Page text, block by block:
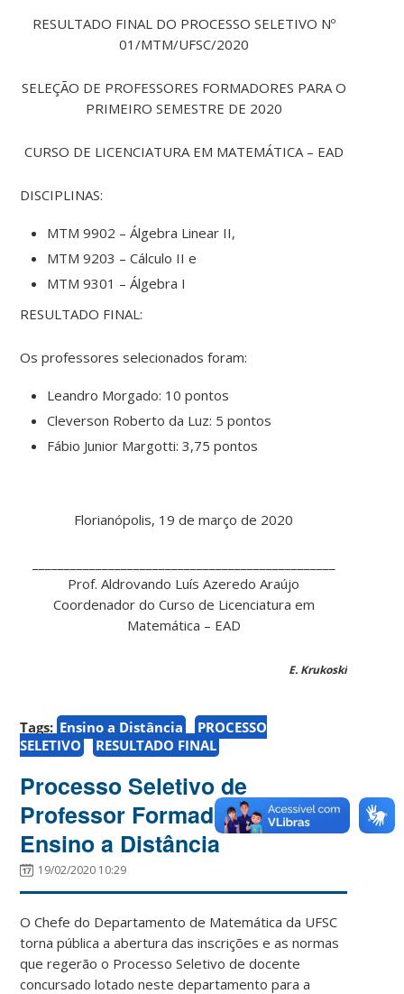
RESULTADO FINAL DO PROCESSO SELETIVO Nº
01/MTM/UFSC/2020
SELEÇÃO DE PROFESSORES FORMADORES PARA O
PRIMEIRO SEMESTRE DE 2020
CURSO DE LICENCIATURA EM MATEMÁTICA – EAD
DISCIPLINAS:
MTM 9902 – Álgebra Linear II,
MTM 9203 – Cálculo II e
MTM 9301 – Álgebra I
RESULTADO FINAL:
Os professores selecionados foram:
Leandro Morgado: 10 pontos
Cleverson Roberto da Luz: 5 pontos
Fábio Junior Margotti: 3,75 pontos
Florianópolis, 19 de março de 2020
Prof. Aldrovando Luís Azeredo Araújo
Coordenador do Curso de Licenciatura em
Matemática – EAD
E. Krukoski
Tags: Ensino a Distância
PROCESSO
SELETIVO
RESULTADO FINAL
Processo Seletivo de
Professor Formador do
Ensino a Distância
19/02/2020 10:29
O Chefe do Departamento de Matemática da UFSC
torna pública a abertura das inscrições e as normas
que regerão o Processo Seletivo de docente
concursado lotado neste departamento para a